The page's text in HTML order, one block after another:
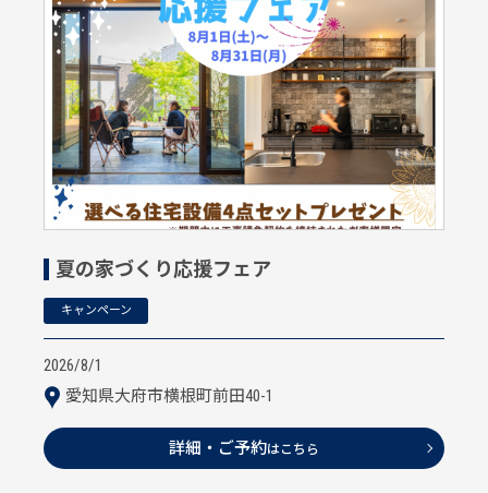
夏の家づくり応援フェア
キャンペーン
2026/8/1
愛知県大府市横根町前田40-1
詳細・ご予約はこちら